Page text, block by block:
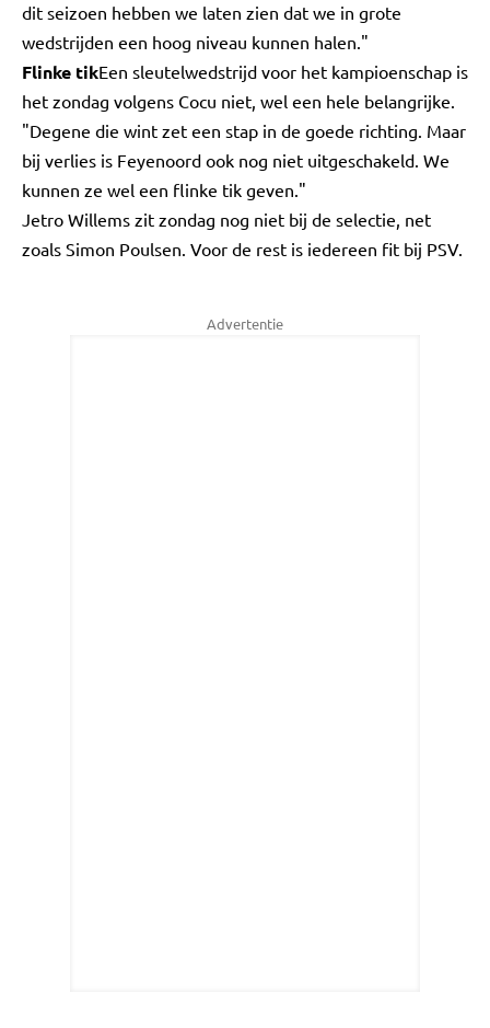
dit seizoen hebben we laten zien dat we in grote
wedstrijden een hoog niveau kunnen halen."
Flinke tikEen sleutelwedstrijd voor het kampioenschap is
het zondag volgens Cocu niet, wel een hele belangrijke.
"Degene die wint zet een stap in de goede richting. Maar
bij verlies is Feyenoord ook nog niet uitgeschakeld. We
kunnen ze wel een flinke tik geven."
Jetro Willems zit zondag nog niet bij de selectie, net
zoals Simon Poulsen. Voor de rest is iedereen fit bij PSV.
Advertentie